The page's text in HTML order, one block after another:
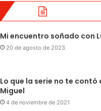
Mi encuentro soñado con
20 de agosto de 2023
Lo que la serie no te contó
Miguel
4 de noviembre de 2021